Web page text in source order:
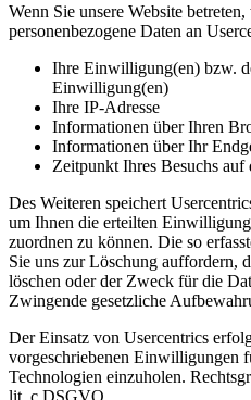
Wenn Sie unsere Website
personenbezogene Daten an
Ihre Einwilligung(en) bzw.
Einwilligung(en)
Ihre IP-Adresse
Informationen über Ihren
Informationen über Ihr
Zeitpunkt Ihres Besuchs auf
Des Weiteren speichert
um Ihnen die erteilten
zuordnen zu können. Die so
Sie uns zur Löschung auffordern,
löschen oder der Zweck für die
Zwingende gesetzliche
Der Einsatz von Usercentrics
vorgeschriebenen Einwilligungen
Technologien einzuholen.
lit. c DSGVO.